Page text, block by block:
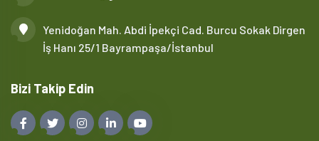
Yenidoğan Mah. Abdi İpekçi Cad. Burcu Sokak Dirgen
İş Hanı 25/1 Bayrampaşa/İstanbul
Bizi Takip Edin